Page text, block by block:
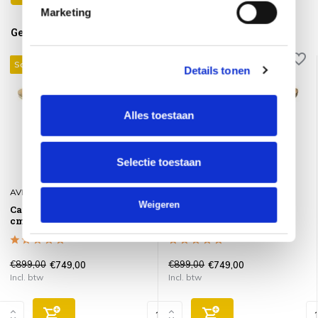
Marketing
Details tonen
Alles toestaan
Selectie toestaan
Weigeren
Gerelateerde producten
Sale 17%
AVH-Collectie
Cairo dining tuintafel 130
cm rond teakhout
€899,00 €749,00
Incl. btw
Sale 17%
Cairo dining tuintafel 130
cm rond teakhout
€899,00 €749,00
Incl. btw